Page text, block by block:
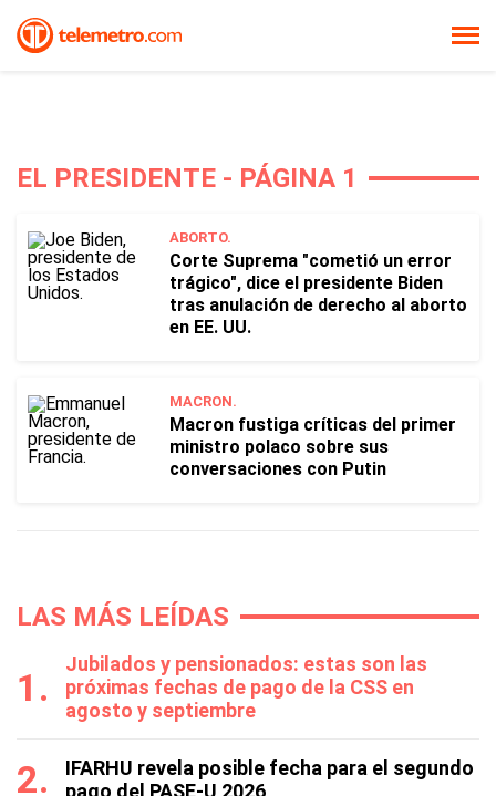
EL PRESIDENTE - PÁGINA 1
ABORTO.
Corte Suprema "cometió un error
trágico", dice el presidente Biden
tras anulación de derecho al aborto
en EE. UU.
MACRON.
Macron fustiga críticas del primer
ministro polaco sobre sus
conversaciones con Putin
LAS MÁS LEÍDAS
Jubilados y pensionados: estas son las
próximas fechas de pago de la CSS en
agosto y septiembre
IFARHU revela posible fecha para el segundo
pago del PASE-U 2026